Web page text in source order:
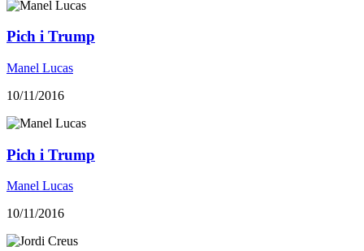
Pich i Trump
Manel Lucas
10/11/2016
Pich i Trump
Manel Lucas
10/11/2016